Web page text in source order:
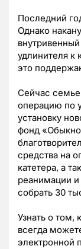
Последний
Однако
удлинителя к
это
Сейчас
операцию по
установку
фонд
средства на
катетера, а
реанимации
собрать 30
Узнать о
всегда
электронной